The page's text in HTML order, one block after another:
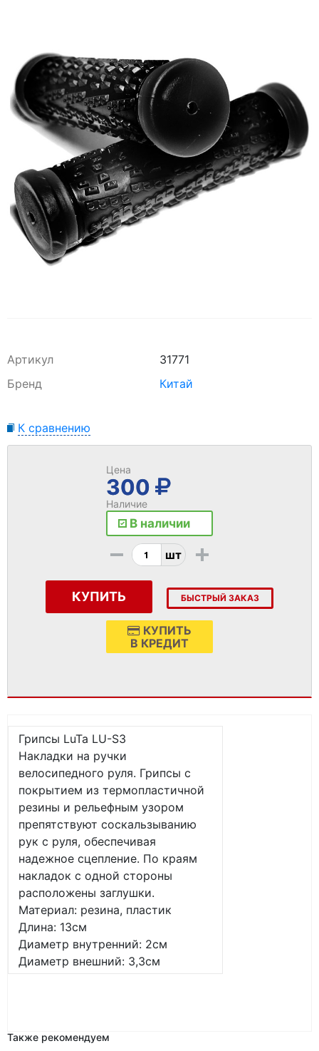
Артикул
31771
Бренд
Китай
К сравнению
Цена
300
Наличие
В наличии
- шт +
КУПИТЬ БЫСТРЫЙ ЗАКАЗ
КУПИТЬ
В КРЕДИТ
Грипсы LuTa LU-S3
Накладки на ручки
велосипедного руля. Грипсы с
покрытием из термопластичной
резины и рельефным узором
препятствуют соскальзыванию
рук с руля, обеспечивая
надежное сцепление. По краям
накладок с одной стороны
расположены заглушки.
Материал: резина, пластик
Длина: 13см
Диаметр внутренний: 2см
Диаметр внешний: 3,3см
Также рекомендуем